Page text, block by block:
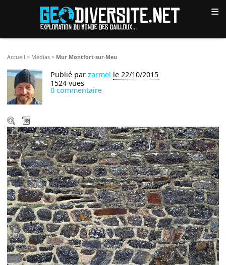
≡
Accueil > Médias > Mur Montfort-sur-Meu
Publié parzarmel le 22/10/2015
1524 vues
0 commentaire